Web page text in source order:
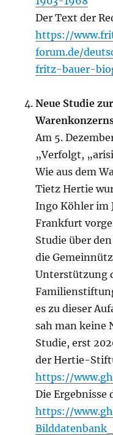
Der Text der
https://
forum.de/
fritz-bauer-
Neue Studie
Am 5.
„Verfolgt,
Wie aus dem
Tietz Hertie
Ingo Köhler im
Frankfurt
Studie über
die
Unterstützung
es zu dieser
sah man keine
Studie, erst
der Hertie-
https://
Die Ergebnisse
https://